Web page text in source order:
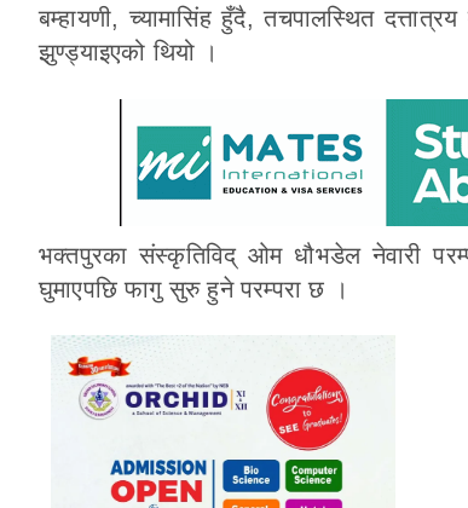
बम्हायणी, च्यामासिंह हुँदै, तचपालस्थित
झुण्ड्याइएको थियो ।
भक्तपुरका संस्कृतिविद् ओम धौभडेल नेवारी
घुमाएपछि फागु सुरु हुने परम्परा छ ।